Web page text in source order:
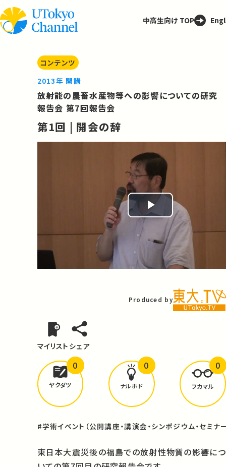
中高生向け TOP
コンテンツ
2013年 開講
放射能の農畜水産物等への影響についての研究
報告会 第7回報告会
第1回 | 開会の辞
Play
Video
Produced by
マイリスト シェア
どんな学びがありましたか？
ヤクダツ
0
ナルホド
0
フカマル
0
#学術イベント（公開講座・講演会・シンポジウム・セミナ
東日本大震災後の福島での放射性物質の影響につ